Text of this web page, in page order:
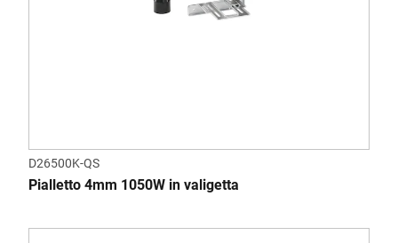
D26500K-QS
Pialletto 4mm 1050W in valigetta